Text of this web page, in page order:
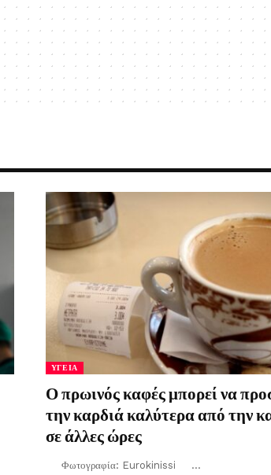
ΥΓΕΊΑ
Ο πρωινός καφές μπορεί να
την καρδιά καλύτερα από την
σε άλλες ώρες
Φωτογραφία: Eurokinissi …